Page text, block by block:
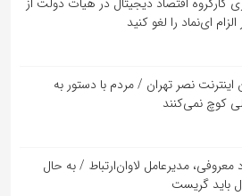
ای‌نماد را لغو کنید
نصر تهران / مردم با دستور به
کوچ نمی‌کنند
معروفی، مدیرعامل لاوان‌ارتباط / به حال
باید گریست